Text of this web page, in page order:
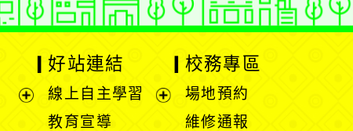
好站連結
線上自主學習
教育宣導
校務專區
場地預約
維修通報